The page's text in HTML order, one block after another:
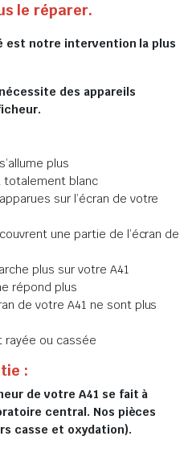
le réparer.
est notre intervention la plus
des appareils
plus
totalement blanc
sur l’écran de votre
une partie de l’écran de
plus sur votre A41
répond plus
de votre A41 ne sont plus
rayée ou cassée
:
de votre A41 se fait à
central. Nos pièces
casse et oxydation).